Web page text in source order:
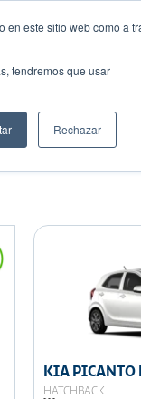
en este sitio web como a
tendremos que usar
Rechazar
KIA PICANTO
HATCHBACK